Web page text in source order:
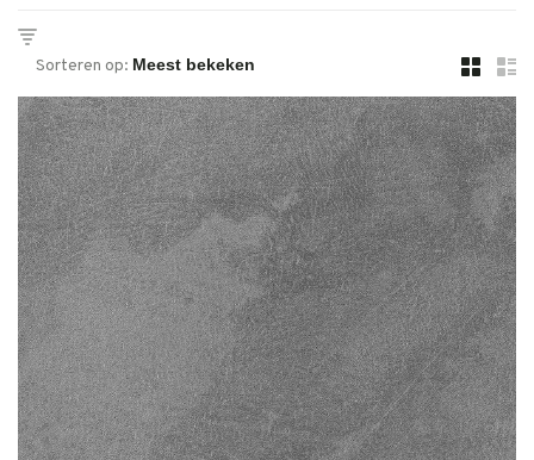
Sorteren op: